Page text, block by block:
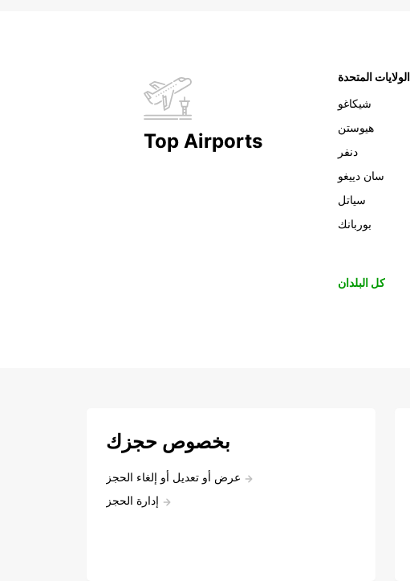
Top Airports
المتحدة
شيكاغو
هيوستن
دنفر
سان دييغو
سياتل
بوربانك
كل البلدان
بخصوص حجزك
عرض أو تعديل أو إلغاء الحجز
إدارة الحجز